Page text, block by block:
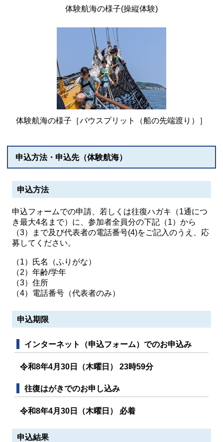
体験航海の様子(操縦体験)
体験航海の様子［バウスプリット（船の先端渡り）］
申込方法・申込先（体験航海）
申込方法
申込フォームでの申請、若しくは往復ハガキ（1通につ
き最大4名まで）に、参加者全員分の下記（1）から
（3）まで及び代表者の電話番号(4)をご記入のうえ、応
募してください。
（1）氏名（ふりがな）
（2）年齢/学年
（3）住所
（4）電話番号（代表者のみ）
申込期限
インターネット（申込フォーム）でのお申込み
令和8年4月30日（木曜日） 23時59分
往復はがきでのお申し込み
令和8年4月30日（木曜日） 必着
申込結果